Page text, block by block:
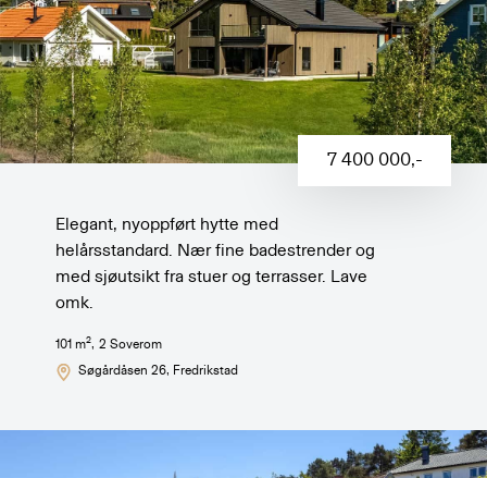
7 400 000,-
Elegant, nyoppført hytte med
helårsstandard. Nær fine badestrender og
med sjøutsikt fra stuer og terrasser. Lave
omk.
101 m2, 2 Soverom
Søgårdåsen 26, Fredrikstad